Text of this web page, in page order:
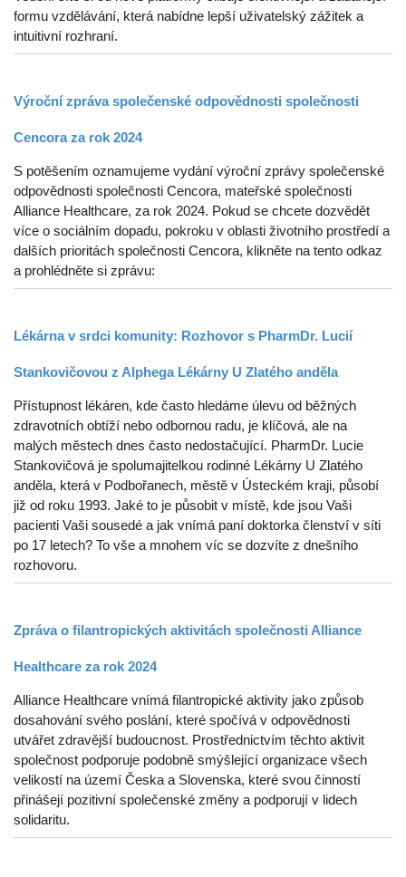
formu vzdělávání, která nabídne lepší uživatelský zážitek a
intuitivní rozhraní.
Výroční zpráva společenské odpovědnosti společnosti
Cencora za rok 2024
S potěšením oznamujeme vydání výroční zprávy společenské
odpovědnosti společnosti Cencora, mateřské společnosti
Alliance Healthcare, za rok 2024. Pokud se chcete dozvědět
více o sociálním dopadu, pokroku v oblasti životního prostředí a
dalších prioritách společnosti Cencora, klikněte na tento odkaz
a prohlédněte si zprávu:
Lékárna v srdci komunity: Rozhovor s PharmDr. Lucií
Stankovičovou z Alphega Lékárny U Zlatého anděla
Přístupnost lékáren, kde často hledáme úlevu od běžných
zdravotních obtíží nebo odbornou radu, je klíčová, ale na
malých městech dnes často nedostačující. PharmDr. Lucie
Stankovičová je spolumajitelkou rodinné Lékárny U Zlatého
anděla, která v Podbořanech, městě v Ústeckém kraji, působí
již od roku 1993. Jaké to je působit v místě, kde jsou Vaši
pacienti Vaši sousedé a jak vnímá paní doktorka členství v síti
po 17 letech? To vše a mnohem víc se dozvíte z dnešního
rozhovoru.
Zpráva o filantropických aktivitách společnosti Alliance
Healthcare za rok 2024
Alliance Healthcare vnímá filantropické aktivity jako způsob
dosahování svého poslání, které spočívá v odpovědnosti
utvářet zdravější budoucnost. Prostřednictvím těchto aktivit
společnost podporuje podobně smýšlející organizace všech
velikostí na území Česka a Slovenska, které svou činností
přinášejí pozitivní společenské změny a podporují v lidech
solidaritu.